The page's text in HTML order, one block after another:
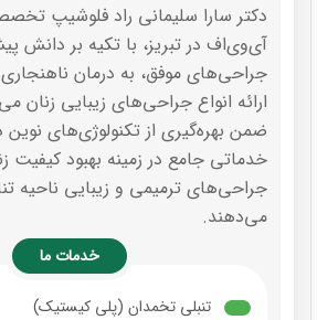
دکتر سارا سلیمانی راد فلوشیپ
آی‌وی‌اف در تبریز، با تکیه بر دانش
جراحی‌های موفق، به درمان
ارائه انواع جراحی‌های زیبایی زنان
ضمن بهره‌گیری از تکنولوژی‌های نوین
خدماتی جامع در زمینه بهبود کیفیت
جراحی‌های ترمیمی و زیبایی ناحیه
می‌دهند.
خدمات ما
تنبلی تخمدان (پلی کیستیک)